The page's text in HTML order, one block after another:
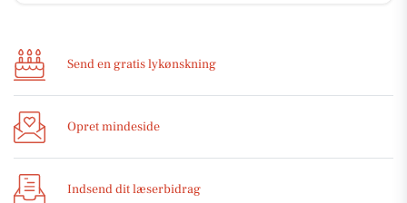
Send en gratis lykønskning
Opret mindeside
Indsend dit læserbidrag